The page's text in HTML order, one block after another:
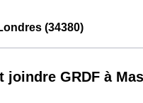
(34380)
joindre GRDF à